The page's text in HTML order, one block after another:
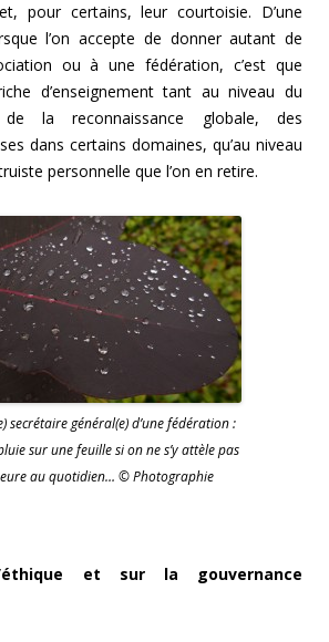
pour certains, leur courtoisie. D’une
l’on accepte de donner autant de
ou à une fédération, c’est que
d’enseignement tant au niveau du
la reconnaissance globale, des
dans certains domaines, qu’au niveau
personnelle que l’on en retire.
secrétaire général(e) d’une fédération :
sur une feuille si on ne s’y attèle pas
au quotidien… © Photographie
et sur la gouvernance